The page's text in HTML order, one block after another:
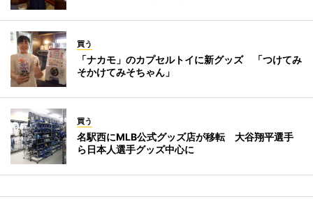
買う
「ナカモ」のカプセルトイに新グッズ 「つけてみ
そかけてみそちゃん」
買う
名駅西にMLB公式グッズ店が移転 大谷翔平選手
ら日本人選手グッズ中心に